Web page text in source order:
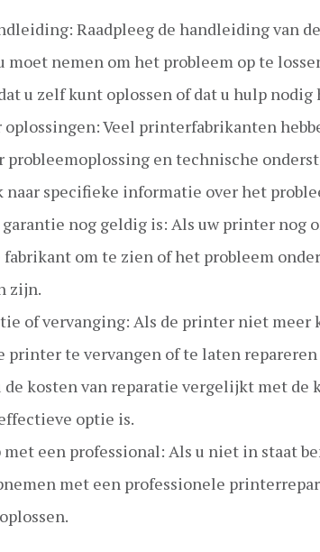
Raadpleeg de handleiding van
moet nemen om het probleem op te
u zelf kunt oplossen of dat u hulp nodig
Veel printerfabrikanten
en technische
naar specifieke informatie over het
nog geldig is: Als uw printer nog
om te zien of het probleem
zijn.
of vervanging: Als de printer niet meer
printer te vervangen of te laten
de kosten van reparatie vergelijkt met de
optie is.
een professional: Als u niet in staat
met een professionele